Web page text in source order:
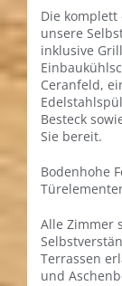
Die
unsere
inklusive
Ceranfeld,
Besteck
Sie bereit.
Bodenhohe
Alle Zimmer
Terrassen
und